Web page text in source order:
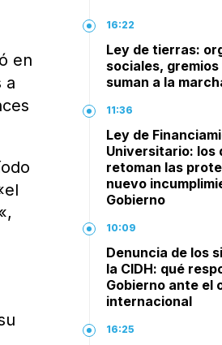
en
a
16:22
Ley de tierras:
sociales,
suman a la
11:36
Ley de
Universitario: los
retoman las
nuevo
Gobierno
10:09
Denuncia de los
la CIDH: qué
Gobierno ante el
internacional
16:25